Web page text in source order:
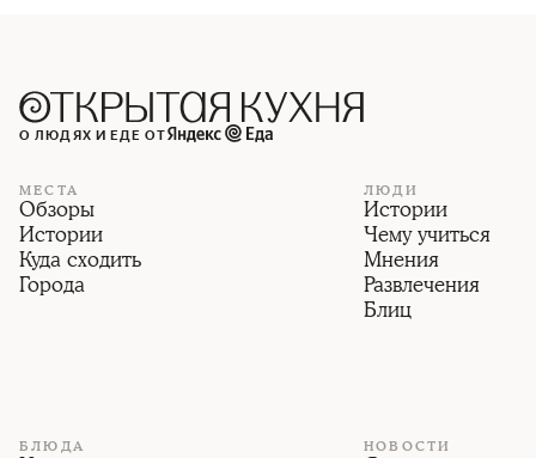
О ЛЮДЯХ И ЕДЕ ОТ
МЕСТА
Обзоры
Истории
Куда сходить
Города
ЛЮДИ
Истории
Чему учиться
Мнения
Развлечения
Блиц
БЛЮДА НОВОСТИ